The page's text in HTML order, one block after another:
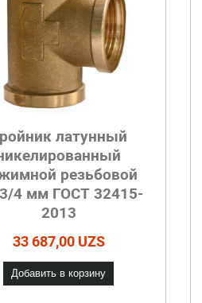
латунный
резьбовой
4 мм ГОСТ 32415-
2013
33 687,00 UZS
Добавить в корзину